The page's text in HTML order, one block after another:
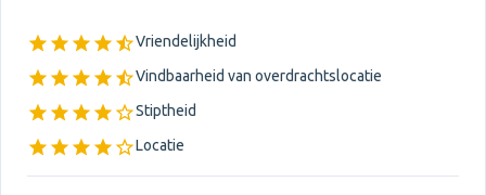
Vriendelijkheid
Vindbaarheid van overdrachtslocatie
Stiptheid
Locatie